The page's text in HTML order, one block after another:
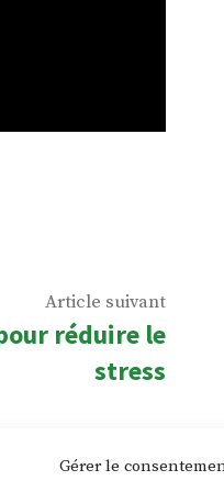
Gérer le
Article suivantArticle
suivant
réduire le
stress